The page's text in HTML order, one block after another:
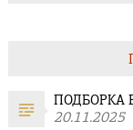
ПОДБОРКА
20.11.2025